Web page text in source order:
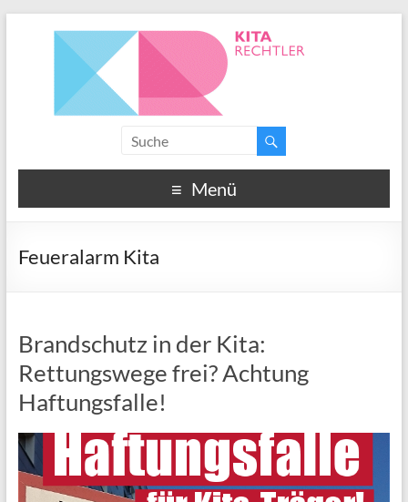
Menü
Feueralarm Kita
Brandschutz in der Kita:
Rettungswege frei? Achtung
Haftungsfalle!